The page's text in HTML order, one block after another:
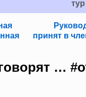
тур
принят в
…